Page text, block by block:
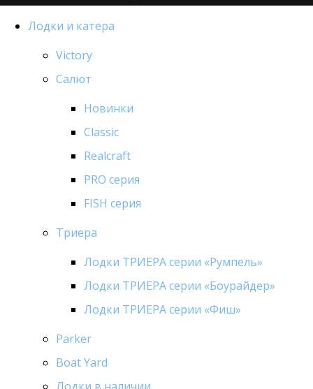
Лодки и катера
Victory
Салют
Новинки
Classic
Realcraft
PRO серия
FISH серия
Триера
Лодки ТРИЕРА серии «Румпель»
Лодки ТРИЕРА серии «Боурайдер»
Лодки ТРИЕРА серии «Фиш»
Parker
Boat Yard